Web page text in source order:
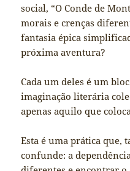
social, “O Conde de
morais e crenças
fantasia épica
próxima aventura?
Cada um deles é um
imaginação literária
apenas aquilo que
Esta é uma prática que,
confunde: a